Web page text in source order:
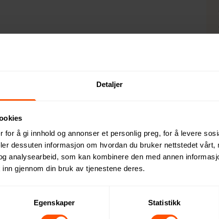
Detaljer
for å gi innhold og annonser et personlig preg, for å levere
dessuten informasjon om hvordan du bruker nettstedet vårt,
analysearbeid, som kan kombinere den med annen
gjennom din bruk av tjenestene deres.
Egenskaper Statistikk
10W lommelykten laget av RCS-sertifisert
sertifisert forsyningskjede for de resirkulerte materialene.
800 lumen og en lysstråle som når opptil 500 meter.
medfølgende RCS-sertifiserte resirkulerte type C-
på en enkelt lading og tillater også lading av mobile
og tilbehør 100% PVC-fri. Pakket i FSC-miksembal